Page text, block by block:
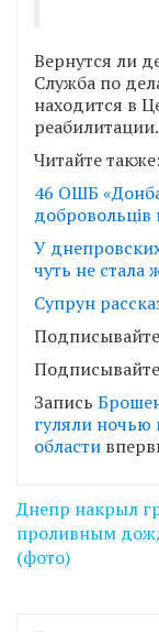
Вернутся ли
Служба по
находится в
реабилитации.
Читайте также:
46 ОШБ
добровольців
У
чуть не
Супрун
Запись
гуляли ночью
области
записів
Днепр накрыл
проливным
(фото)